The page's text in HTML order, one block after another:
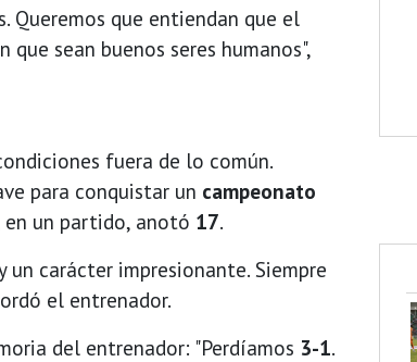
Queremos que entiendan que el
sean buenos seres humanos",
fuera de lo común.
para conquistar un campeonato
en un partido, anotó 17.
carácter impresionante. Siempre
el entrenador.
del entrenador: "Perdíamos 3-1.